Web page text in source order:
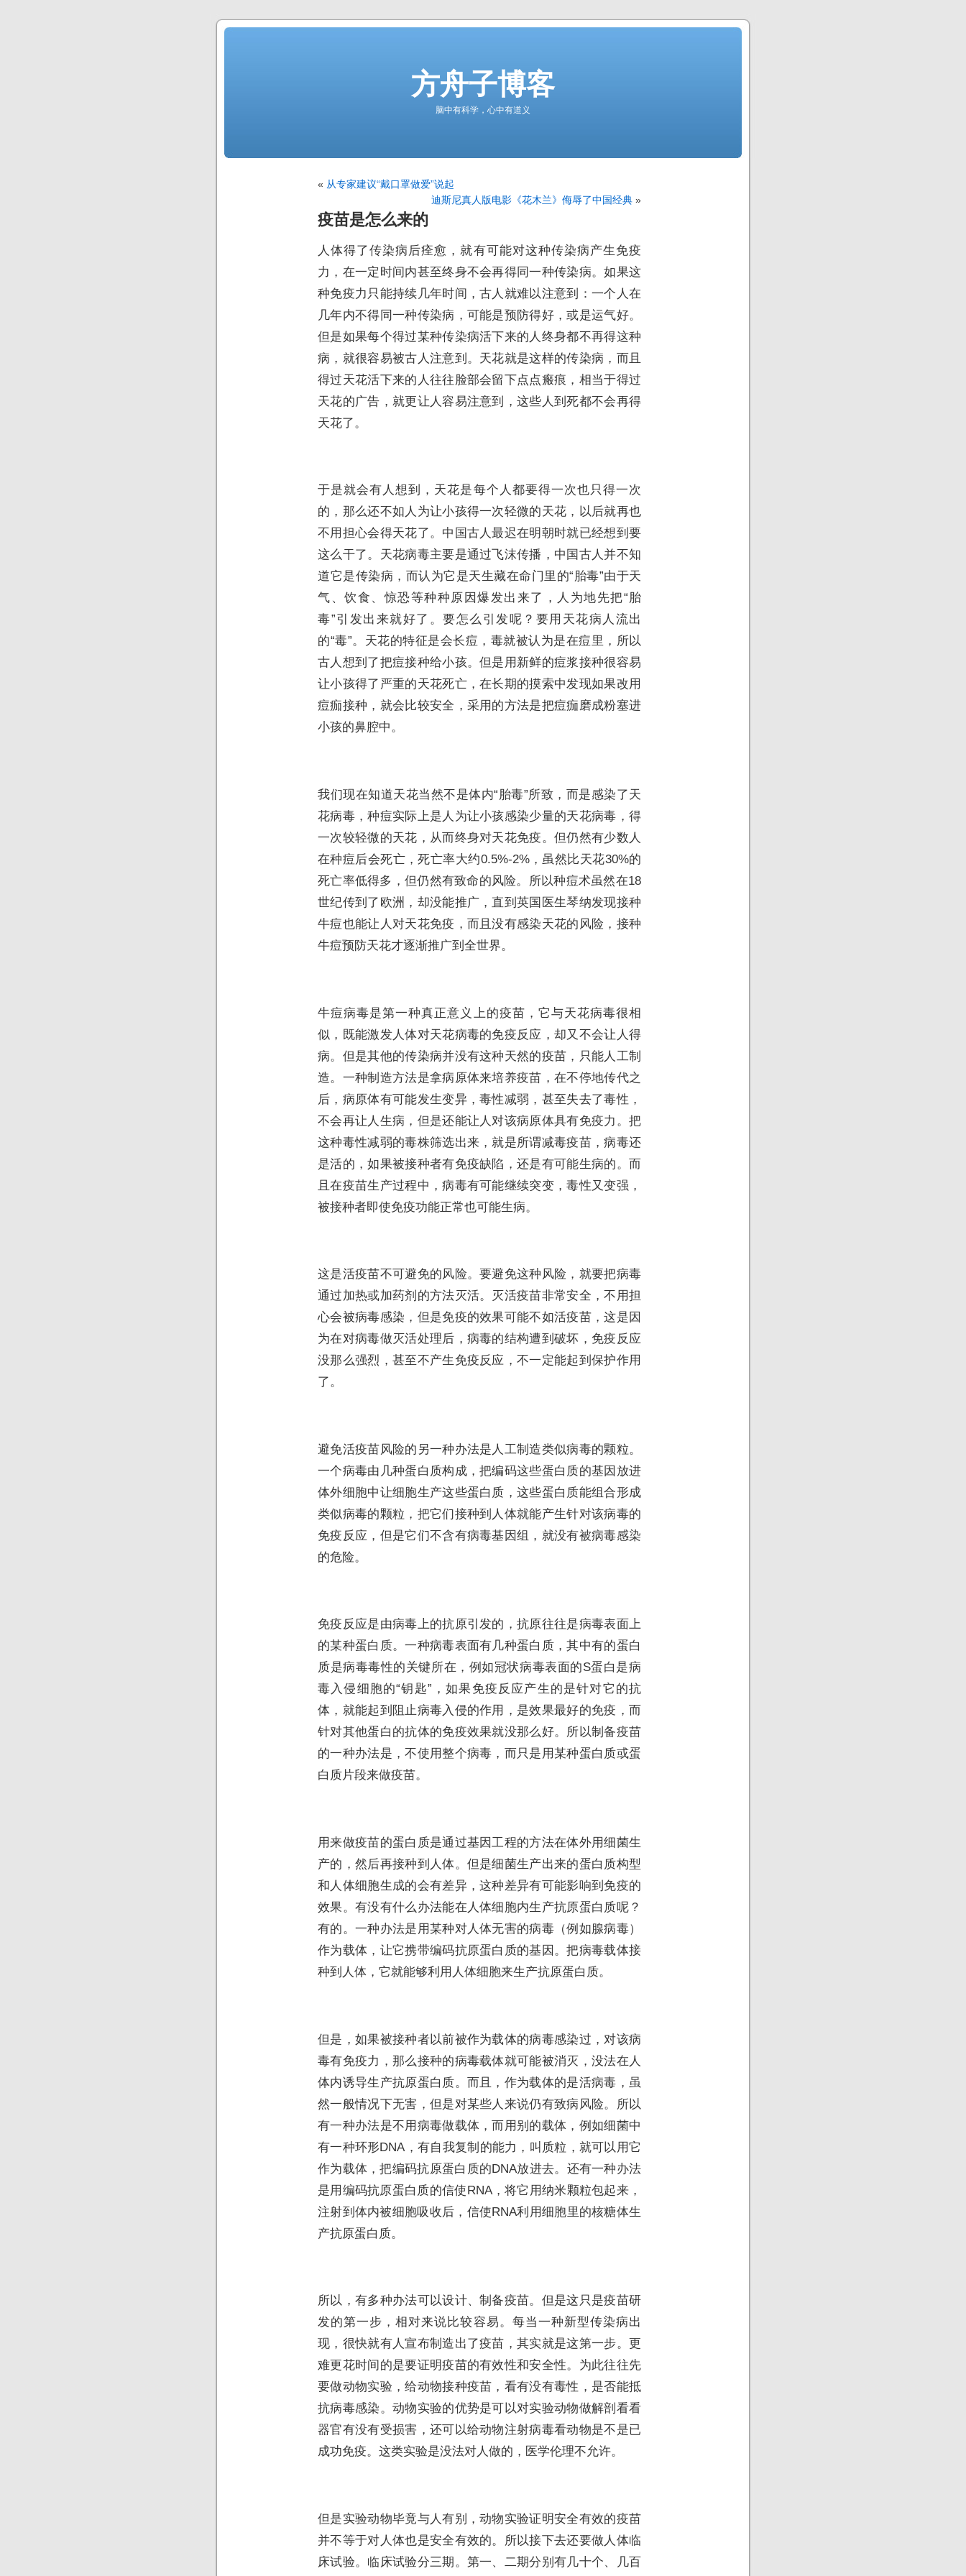
方舟子博客
脑中有科学，心中有道义
« 从专家建议“戴口罩做爱”说起
迪斯尼真人版电影《花木兰》侮辱了中国经典 »
疫苗是怎么来的
人体得了传染病后痊愈，就有可能对这种传染病产生免疫
力，在一定时间内甚至终身不会再得同一种传染病。如果这
种免疫力只能持续几年时间，古人就难以注意到：一个人在
几年内不得同一种传染病，可能是预防得好，或是运气好。
但是如果每个得过某种传染病活下来的人终身都不再得这种
病，就很容易被古人注意到。天花就是这样的传染病，而且
得过天花活下来的人往往脸部会留下点点瘢痕，相当于得过
天花的广告，就更让人容易注意到，这些人到死都不会再得
天花了。
于是就会有人想到，天花是每个人都要得一次也只得一次
的，那么还不如人为让小孩得一次轻微的天花，以后就再也
不用担心会得天花了。中国古人最迟在明朝时就已经想到要
这么干了。天花病毒主要是通过飞沫传播，中国古人并不知
道它是传染病，而认为它是天生藏在命门里的“胎毒”由于天
气、饮食、惊恐等种种原因爆发出来了，人为地先把“胎
毒”引发出来就好了。要怎么引发呢？要用天花病人流出
的“毒”。天花的特征是会长痘，毒就被认为是在痘里，所以
古人想到了把痘接种给小孩。但是用新鲜的痘浆接种很容易
让小孩得了严重的天花死亡，在长期的摸索中发现如果改用
痘痂接种，就会比较安全，采用的方法是把痘痂磨成粉塞进
小孩的鼻腔中。
我们现在知道天花当然不是体内“胎毒”所致，而是感染了天
花病毒，种痘实际上是人为让小孩感染少量的天花病毒，得
一次较轻微的天花，从而终身对天花免疫。但仍然有少数人
在种痘后会死亡，死亡率大约0.5%-2%，虽然比天花30%的
死亡率低得多，但仍然有致命的风险。所以种痘术虽然在18
世纪传到了欧洲，却没能推广，直到英国医生琴纳发现接种
牛痘也能让人对天花免疫，而且没有感染天花的风险，接种
牛痘预防天花才逐渐推广到全世界。
牛痘病毒是第一种真正意义上的疫苗，它与天花病毒很相
似，既能激发人体对天花病毒的免疫反应，却又不会让人得
病。但是其他的传染病并没有这种天然的疫苗，只能人工制
造。一种制造方法是拿病原体来培养疫苗，在不停地传代之
后，病原体有可能发生变异，毒性减弱，甚至失去了毒性，
不会再让人生病，但是还能让人对该病原体具有免疫力。把
这种毒性减弱的毒株筛选出来，就是所谓减毒疫苗，病毒还
是活的，如果被接种者有免疫缺陷，还是有可能生病的。而
且在疫苗生产过程中，病毒有可能继续突变，毒性又变强，
被接种者即使免疫功能正常也可能生病。
这是活疫苗不可避免的风险。要避免这种风险，就要把病毒
通过加热或加药剂的方法灭活。灭活疫苗非常安全，不用担
心会被病毒感染，但是免疫的效果可能不如活疫苗，这是因
为在对病毒做灭活处理后，病毒的结构遭到破坏，免疫反应
没那么强烈，甚至不产生免疫反应，不一定能起到保护作用
了。
避免活疫苗风险的另一种办法是人工制造类似病毒的颗粒。
一个病毒由几种蛋白质构成，把编码这些蛋白质的基因放进
体外细胞中让细胞生产这些蛋白质，这些蛋白质能组合形成
类似病毒的颗粒，把它们接种到人体就能产生针对该病毒的
免疫反应，但是它们不含有病毒基因组，就没有被病毒感染
的危险。
免疫反应是由病毒上的抗原引发的，抗原往往是病毒表面上
的某种蛋白质。一种病毒表面有几种蛋白质，其中有的蛋白
质是病毒毒性的关键所在，例如冠状病毒表面的S蛋白是病
毒入侵细胞的“钥匙”，如果免疫反应产生的是针对它的抗
体，就能起到阻止病毒入侵的作用，是效果最好的免疫，而
针对其他蛋白的抗体的免疫效果就没那么好。所以制备疫苗
的一种办法是，不使用整个病毒，而只是用某种蛋白质或蛋
白质片段来做疫苗。
用来做疫苗的蛋白质是通过基因工程的方法在体外用细菌生
产的，然后再接种到人体。但是细菌生产出来的蛋白质构型
和人体细胞生成的会有差异，这种差异有可能影响到免疫的
效果。有没有什么办法能在人体细胞内生产抗原蛋白质呢？
有的。一种办法是用某种对人体无害的病毒（例如腺病毒）
作为载体，让它携带编码抗原蛋白质的基因。把病毒载体接
种到人体，它就能够利用人体细胞来生产抗原蛋白质。
但是，如果被接种者以前被作为载体的病毒感染过，对该病
毒有免疫力，那么接种的病毒载体就可能被消灭，没法在人
体内诱导生产抗原蛋白质。而且，作为载体的是活病毒，虽
然一般情况下无害，但是对某些人来说仍有致病风险。所以
有一种办法是不用病毒做载体，而用别的载体，例如细菌中
有一种环形DNA，有自我复制的能力，叫质粒，就可以用它
作为载体，把编码抗原蛋白质的DNA放进去。还有一种办法
是用编码抗原蛋白质的信使RNA，将它用纳米颗粒包起来，
注射到体内被细胞吸收后，信使RNA利用细胞里的核糖体生
产抗原蛋白质。
所以，有多种办法可以设计、制备疫苗。但是这只是疫苗研
发的第一步，相对来说比较容易。每当一种新型传染病出
现，很快就有人宣布制造出了疫苗，其实就是这第一步。更
难更花时间的是要证明疫苗的有效性和安全性。为此往往先
要做动物实验，给动物接种疫苗，看有没有毒性，是否能抵
抗病毒感染。动物实验的优势是可以对实验动物做解剖看看
器官有没有受损害，还可以给动物注射病毒看动物是不是已
成功免疫。这类实验是没法对人做的，医学伦理不允许。
但是实验动物毕竟与人有别，动物实验证明安全有效的疫苗
并不等于对人体也是安全有效的。所以接下去还要做人体临
床试验。临床试验分三期。第一、二期分别有几十个、几百